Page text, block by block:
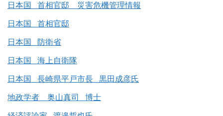
日本国 首相官邸 災害危機管理情報
日本国 首相官邸
日本国 防衛省
日本国 海上自衛隊
日本国 長崎県平戸市長 黒田成彦氏
地政学者 奥山真司 博士